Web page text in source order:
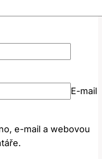
E-mail
e-mail a webovou